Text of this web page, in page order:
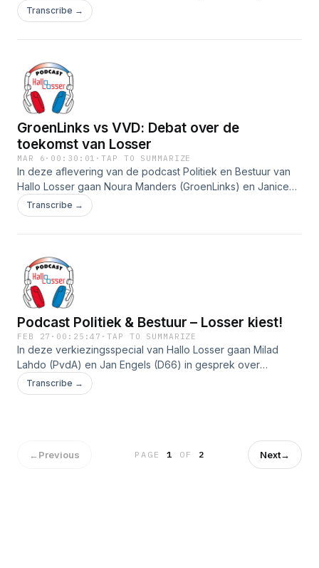
Harry Bloemen oud-voorzitter dorpsraad Losser waarom hij
het huidige plan financieel riskant vindt en pleit voor
van culturele verenigingen, woningbouw, parkeerdruk en
de inrichting van de dorpspleinen.
Transcribe →
GroenLinks vs VVD: Debat over de
toekomst van Losser
MAR 6 · 00:30:01 ·TAP TO SUMMARIZE
In deze aflevering van de podcast Politiek en Bestuur van
Hallo Losser gaan Noura Manders (GroenLinks) en Janice
Meerenburgh (VVD) met elkaar in gesprek over de
toekomst van de gemeente Losser. Onder leiding van host
de lokale politiek voor staat richting de
gemeenteraadsverkiezingen. Een open en inhoudelijk
debat tussen twee lijsttrekkers met verschillende visies.
Transcribe →
Podcast Politiek & Bestuur – Losser kiest!
FEB 27 · 00:25:47 ·TAP TO SUMMARIZE
In deze verkiezingsspecial van Hallo Losser gaan Milad
Lahdo (PvdA) en Jan Engels (D66) in gesprek over
woningbouw, armoede, veiligheid en duurzaamheid. Host
Martin Meijer en Theo Kip leggen de scherpe vragen voor.
Transcribe →
←Previous PAGE1 OF 2 Next→